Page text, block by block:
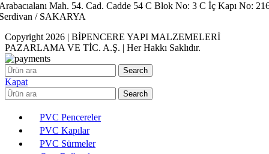
Mah. 54. Cad. Cadde 54 C Blok No: 3 C İç Kapı No:
/ SAKARYA
Copyright 2026 | BİPENCERE YAPI MALZEMELERİ
PAZARLAMA VE TİC. A.Ş. | Her Hakkı Saklıdır.
Search
Kapat
Search
PVC Pencereler
PVC Kapılar
PVC Sürmeler